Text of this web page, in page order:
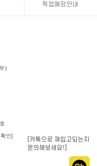
픽업매장안내
)
인]
[카톡으로 재입고되는지
문의해보세요!]